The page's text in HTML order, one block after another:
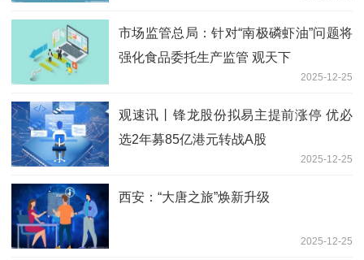
市场监管总局：针对“南极磷虾油”问题将
强化食品委托生产监管 观天下
2025-12-25
观速讯丨锋龙股份拟易主提前涨停 优必
选2年募85亿港元转战A股
2025-12-25
西安：“大唐之旅”焕新升级
2025-12-25